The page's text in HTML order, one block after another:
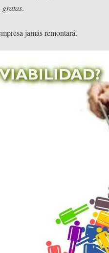
gratas.
jamás remontará.